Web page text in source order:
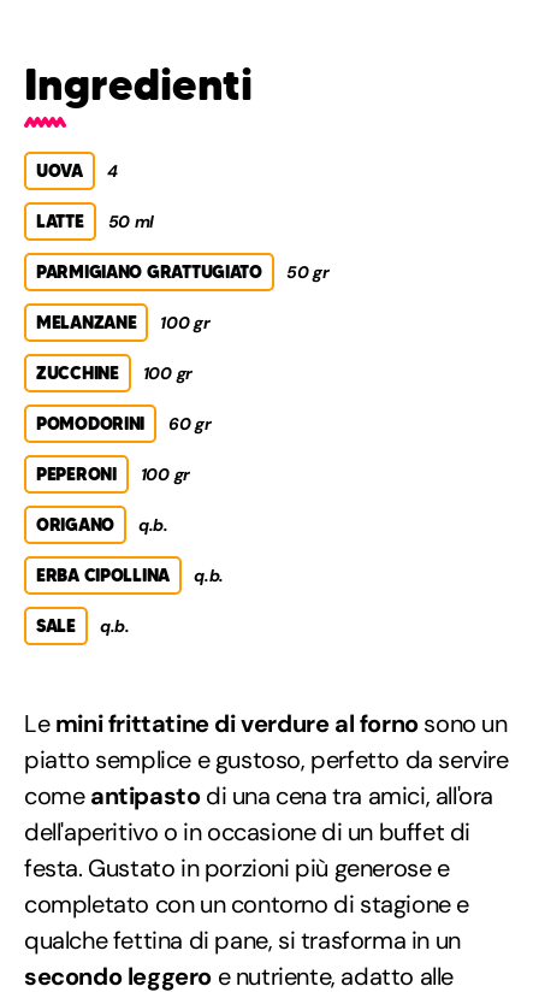
Ingredienti
UOVA 4
LATTE 50 ml
PARMIGIANO GRATTUGIATO 50 gr
MELANZANE 100 gr
ZUCCHINE 100 gr
POMODORINI 60 gr
PEPERONI 100 gr
ORIGANO q.b.
ERBA CIPOLLINA q.b.
SALE q.b.
Lemini frittatine di verdure al fornosono un
piatto semplice e gustoso, perfetto da servire
comeantipastodi una cena tra amici, all'ora
dell'aperitivo o in occasione di un buffet di
festa. Gustato in porzioni più generose e
completato con un contorno di stagione e
qualche fettina di pane, si trasforma in un
secondo leggero e nutriente, adatto alle